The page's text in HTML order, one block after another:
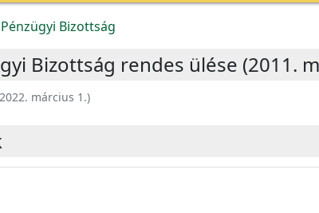
Bizottság
Bizottság rendes ülése (2011.
2022. március 1.)